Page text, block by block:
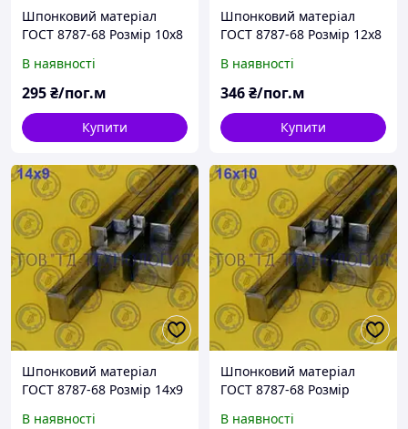
Шпонковий матеріал
ГОСТ 8787-68 Розмір 10х8
В наявності
295₴/пог.м
Купити
Шпонковий матеріал
ГОСТ 8787-68 Розмір 12х8
В наявності
346₴/пог.м
Купити
Шпонковий матеріал
ГОСТ 8787-68 Розмір 14х9
В наявності
Шпонковий матеріал
ГОСТ 8787-68 Розмір
В наявності